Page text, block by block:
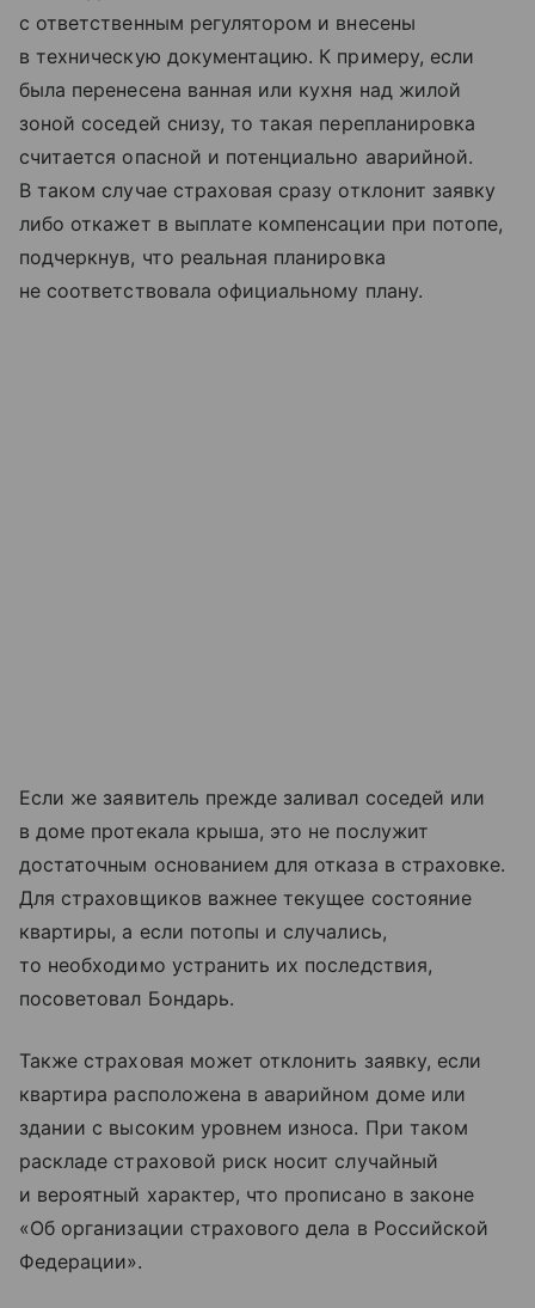
с ответственным регулятором и внесены
в техническую документацию. К примеру, если
была перенесена ванная или кухня над жилой
зоной соседей снизу, то такая перепланировка
считается опасной и потенциально аварийной.
В таком случае страховая сразу отклонит заявку
либо откажет в выплате компенсации при потопе,
подчеркнув, что реальная планировка
не соответствовала официальному плану.
Если же заявитель прежде заливал соседей или
в доме протекала крыша, это не послужит
достаточным основанием для отказа в страховке.
Для страховщиков важнее текущее состояние
квартиры, а если потопы и случались,
то необходимо устранить их последствия,
посоветовал Бондарь.
Также страховая может отклонить заявку, если
квартира расположена в аварийном доме или
здании с высоким уровнем износа. При таком
раскладе страховой риск носит случайный
и вероятный характер, что прописано в законе
«Об организации страхового дела в Российской
Федерации».